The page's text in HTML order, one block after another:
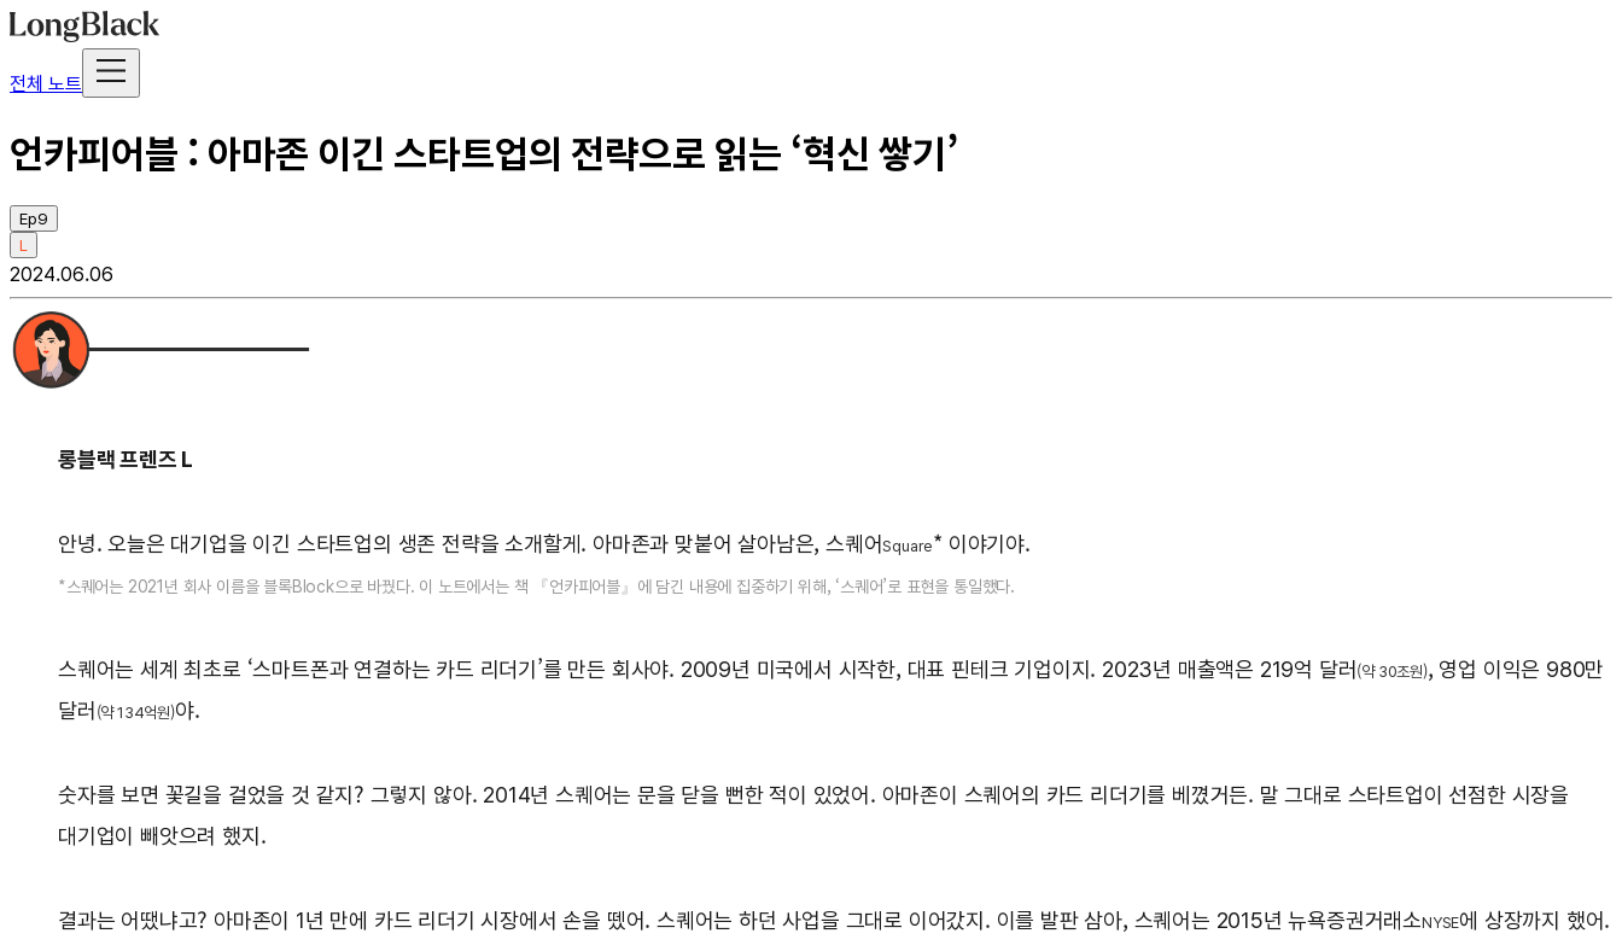
전체 노트
언카피어블 : 아마존 이긴 스타트업의 전략으로 읽는 ‘혁신 쌓기’
Ep9
L
2024.06.06
롱블랙 프렌즈 L
안녕. 오늘은 대기업을 이긴 스타트업의 생존 전략을 소개할게. 아마존과 맞붙어 살아남은, 스퀘어Square* 이야기야.
*스퀘어는 2021년 회사 이름을 블록Block으로 바꿨다. 이 노트에서는 책 『언카피어블』에 담긴 내용에 집중하기 위해, ‘스퀘어’로 표현을 통일했다.
스퀘어는 세계 최초로 ‘스마트폰과 연결하는 카드 리더기’를 만든 회사야. 2009년 미국에서 시작한, 대표 핀테크 기업이지. 2023년 매출액은 219억 달러 (약 30조원), 영업 이익은 980만
달러 (약 134억원)야.
숫자를 보면 꽃길을 걸었을 것 같지? 그렇지 않아. 2014년 스퀘어는 문을 닫을 뻔한 적이 있었어. 아마존이 스퀘어의 카드 리더기를 베꼈거든. 말 그대로 스타트업이 선점한 시장을
대기업이 빼앗으려 했지.
결과는 어땠냐고? 아마존이 1년 만에 카드 리더기 시장에서 손을 뗐어. 스퀘어는 하던 사업을 그대로 이어갔지. 이를 발판 삼아, 스퀘어는 2015년 뉴욕증권거래소NYSE에 상장까지 했어.